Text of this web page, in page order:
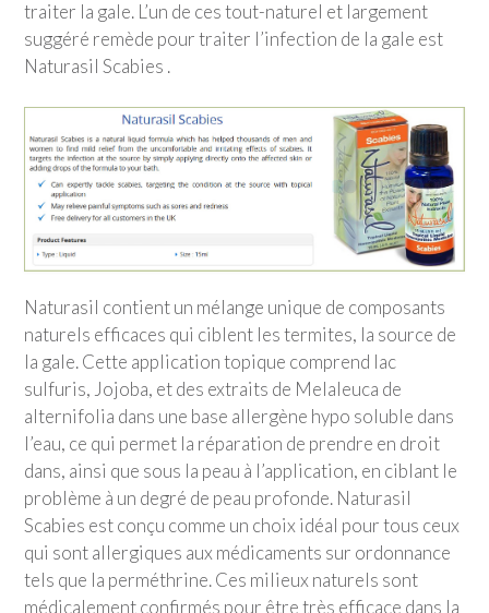
traiter la gale. L’un de ces tout-naturel et largement
suggéré remède pour traiter l’infection de la gale est
Naturasil Scabies .
Naturasil contient un mélange unique de composants
naturels efficaces qui ciblent les termites, la source de
la gale. Cette application topique comprend lac
sulfuris, Jojoba, et des extraits de Melaleuca de
alternifolia dans une base allergène hypo soluble dans
l’eau, ce qui permet la réparation de prendre en droit
dans, ainsi que sous la peau à l’application, en ciblant le
problème à un degré de peau profonde. Naturasil
Scabies est conçu comme un choix idéal pour tous ceux
qui sont allergiques aux médicaments sur ordonnance
tels que la perméthrine. Ces milieux naturels sont
médicalement confirmés pour être très efficace dans la